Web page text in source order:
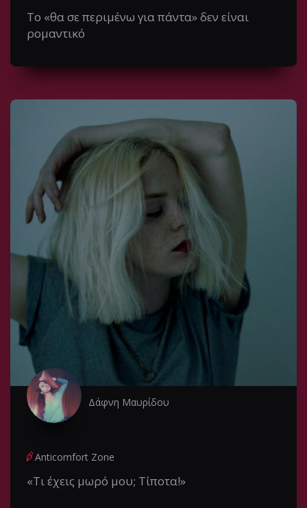
Το «θα σε περιμένω για πάντα» δεν είναι
ρομαντικό
Δάφνη Μαυρίδου
Anticomfort Zone
«Τι έχεις μωρό μου; Τίποτα!»